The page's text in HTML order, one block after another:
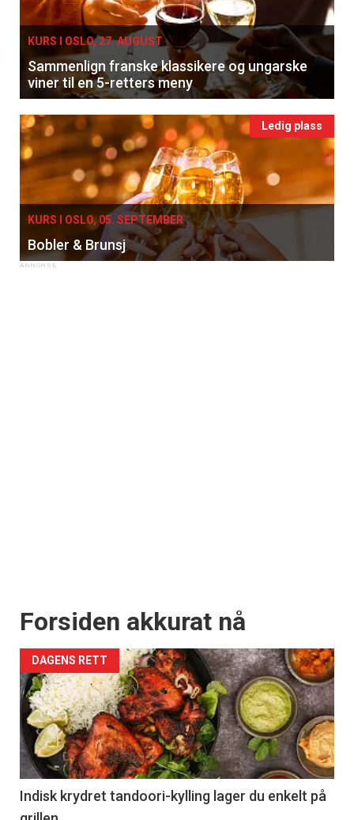
KURS I OSLO, 27. AUGUST
Sammenlign franske klassikere og ungarske
viner til en 5-retters meny
Ledig plass
KURS I OSLO, 05. SEPTEMBER
Bobler & Brunsj
Forsiden akkurat nå
DAGENS RETT
Indisk krydret tandoori-kylling lager du enkelt på